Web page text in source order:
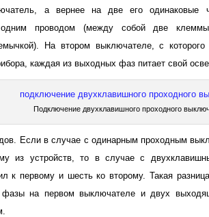
а вернее на две его одинаковые
одним проводом (между собой две
На втором выключателе, с которого
каждая из выходных фаз питает свой
Подключение двухклавишного проходного
Если в случае с одинарным проходным
из устройств, то в случае с
к первому и шесть ко второму. Такая
на первом выключателе и двух